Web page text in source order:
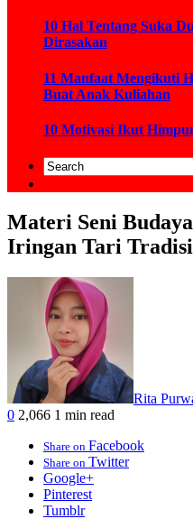
10 Hal Tentang Suka
Dirasakan
11 Manfaat Mengikuti
Buat Anak Kuliahan
10 Motivasi Ikut
Materi Seni
Iringan Tari
Rita
0 2,066 1 min read
Share on Facebook
Share on Twitter
Google+
Pinterest
Tumblr